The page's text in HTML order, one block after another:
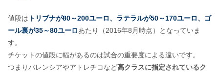
値段は トリブナが80～200ユーロ、ラテラルが50～170ユーロ、ゴ
ール裏が35～80ユーロあたり（2016年8月時点）となっていま
す。
チケットの値段に幅があるのは試合の重要度による違いです。
つまりバレンシアやアトレチコなど高クラスに指定されているク